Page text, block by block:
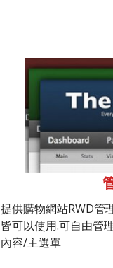
提供購物網站RWD管
皆可以使用.可自由管
內容/主選單